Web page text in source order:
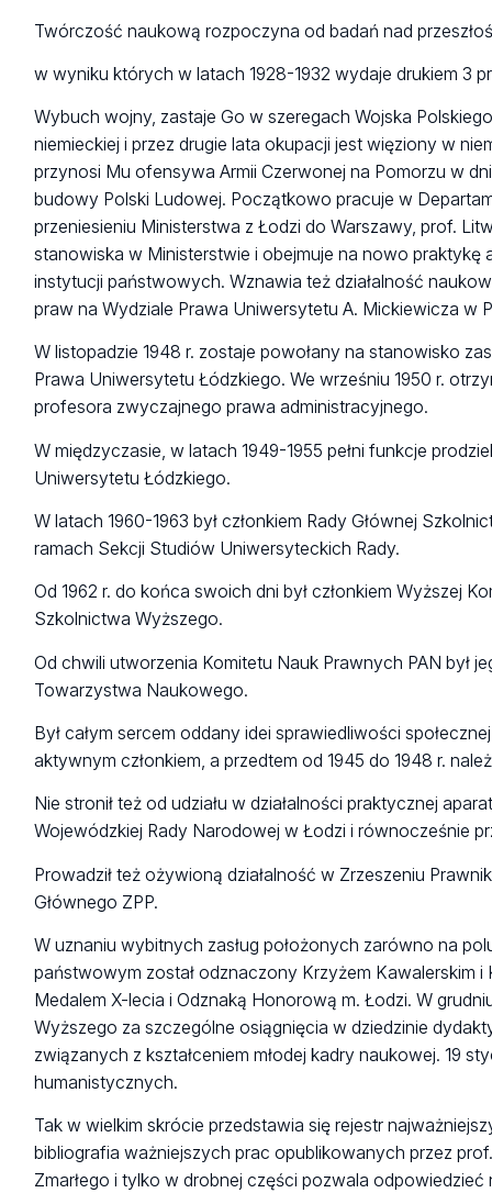
Twórczość naukową rozpoczyna od badań nad
w wyniku których w latach 1928-1932 wydaje drukiem 3
Wybuch wojny, zastaje Go w szeregach Wojska
niemieckiej i przez drugie lata okupacji jest więziony w
przynosi Mu ofensywa Armii Czerwonej na Pomorzu w
budowy Polski Ludowej. Początkowo pracuje w
przeniesieniu Ministerstwa z Łodzi do Warszawy, prof.
stanowiska w Ministerstwie i obejmuje na nowo
instytucji państwowych. Wznawia też działalność
praw na Wydziale Prawa Uniwersytetu A. Mickiewicza w
W listopadzie 1948 r. zostaje powołany na stanowisko
Prawa Uniwersytetu Łódzkiego. We wrześniu 1950 r.
profesora zwyczajnego prawa administracyjnego.
W międzyczasie, w latach 1949-1955 pełni funkcje
Uniwersytetu Łódzkiego.
W latach 1960-1963 był członkiem Rady Głównej
ramach Sekcji Studiów Uniwersyteckich Rady.
Od 1962 r. do końca swoich dni był członkiem Wyższej
Szkolnictwa Wyższego.
Od chwili utworzenia Komitetu Nauk Prawnych PAN był
Towarzystwa Naukowego.
Był całym sercem oddany idei sprawiedliwości
aktywnym członkiem, a przedtem od 1945 do 1948 r.
Nie stronił też od udziału w działalności praktycznej
Wojewódzkiej Rady Narodowej w Łodzi i równocześnie
Prowadził też ożywioną działalność w Zrzeszeniu
Głównego ZPP.
W uznaniu wybitnych zasług położonych zarówno na
państwowym został odznaczony Krzyżem Kawalerskim i
Medalem X-lecia i Odznaką Honorową m. Łodzi. W
Wyższego za szczególne osiągnięcia w dziedzinie
związanych z kształceniem młodej kadry naukowej. 19
humanistycznych.
Tak w wielkim skrócie przedstawia się rejestr
bibliografia ważniejszych prac opublikowanych przez
Zmarłego i tylko w drobnej części pozwala